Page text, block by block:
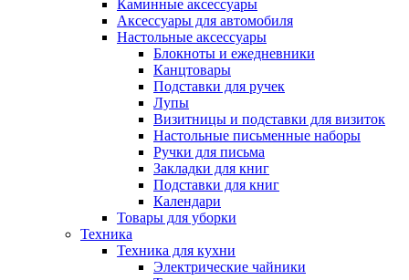
Каминные аксессуары
Аксессуары для автомобиля
Настольные аксессуары
Блокноты и ежедневники
Канцтовары
Подставки для ручек
Лупы
Визитницы и подставки для визиток
Настольные письменные наборы
Ручки для письма
Закладки для книг
Подставки для книг
Календари
Товары для уборки
Техника
Техника для кухни
Электрические чайники